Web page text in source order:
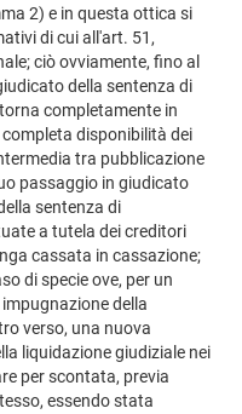
2) e in questa ottica si
di cui all'art. 51,
ciò ovviamente, fino al
della sentenza di
completamente in
disponibilità dei
tra pubblicazione
passaggio in giudicato
sentenza di
a tutela dei creditori
cassata in cassazione;
di specie ove, per un
della
verso, una nuova
liquidazione giudiziale nei
per scontata, previa
essendo stata